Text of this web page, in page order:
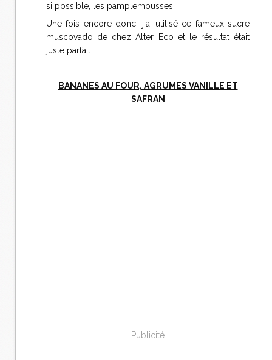
si possible, les pamplemousses.
Une fois encore donc, j'ai utilisé ce fameux sucre
muscovado de chez Alter Eco et le résultat était
juste parfait !
BANANES AU FOUR, AGRUMES VANILLE ET
SAFRAN
Publicité